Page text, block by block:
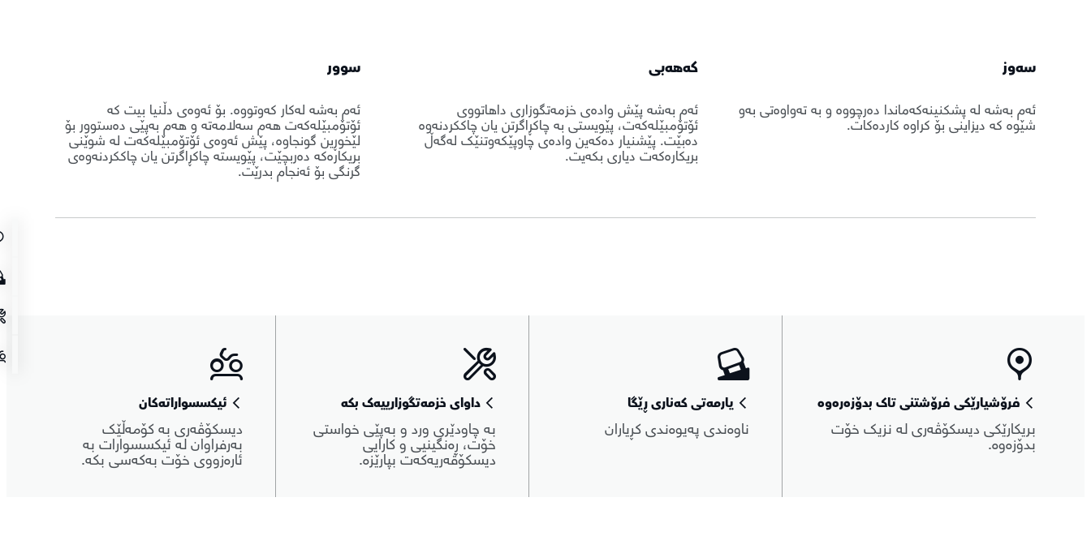
سەوز
ئەم بەشە لە پشکنینەکەماندا دەرچووە و بە تەواوەتی بەو
شێوە کە دیزاینی بۆ کراوە کاردەکات.
کەهەبی
ئەم بەشە پێش وادەی خزمەتگوزاری داهاتووی
ئۆتۆمبێلەکەت، پێویستی بە چاکڕاگرتن یان چاککردنەوە
دەبێت. پێشنیار دەکەین وادەی چاوپێکەوتنێک لەگەڵ
بریکارەکەت دیاری بکەیت.
سوور
ئەم بەشە لەکار کەوتووە. بۆ ئەوەی دڵنیا بیت کە
ئۆتۆمبێلەکەت هەم سەلامەتە و هەم بەپێی دەستوور بۆ
لێخوڕین گونجاوە، پێش ئەوەی ئۆتۆمبێلەکەت لە شوێنی
بریکارەکە دەربچێت، پێویستە چاکڕاگرتن یان چاککردنەوەی
گرنگی بۆ ئەنجام بدرێت.
فرۆشیارێکی فرۆشتنی تاک بدۆزەرەوە
بریکارێکی دیسکۆڤەری لە نزیک خۆت
بدۆزەوە.
یارمەتی کەناری ڕێگا
ناوەندی پەیوەندی کڕیاران
داوای خزمەتگوزارییەک بکە
بە چاودێری ورد و بەپێی خواستی
خۆت، ڕەنگینیی و کارایی
دیسکۆڤەریەکەت بپارێزە.
ئیکسسواراتەکان
دیسکۆڤەری بە کۆمەڵێک
بەرفراوان لە ئیکسسوارات بە
ئارەزووی خۆت بەکەسی بکە.